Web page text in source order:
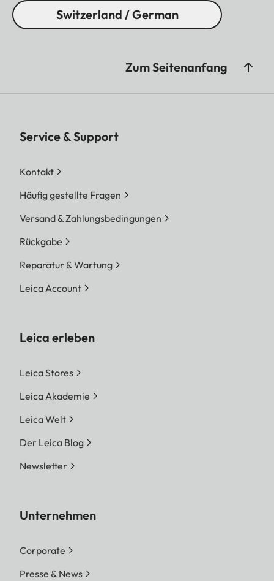
Switzerland / German
Zum Seitenanfang
Service & Support
Kontakt
Häufig gestellte Fragen
Versand & Zahlungsbedingungen
Rückgabe
Reparatur & Wartung
Leica Account
Leica erleben
Leica Stores
Leica Akademie
Leica Welt
Der Leica Blog
Newsletter
Unternehmen
Corporate
Presse & News